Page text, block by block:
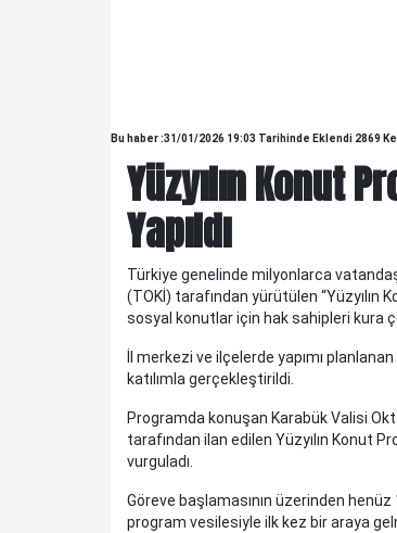
Bu haber :31/01/2026 19:03 Tarihinde Eklendi 2869
Yüzyılın Konut
Yapıldı
Türkiye genelinde milyonlarca
(TOKİ) tarafından yürütülen “Yüzyılın
sosyal konutlar için hak sahipleri kura
İl merkezi ve ilçelerde yapımı
katılımla gerçekleştirildi.
Programda konuşan Karabük Valisi
tarafından ilan edilen Yüzyılın Konut
vurguladı.
Göreve başlamasının üzerinden
program vesilesiyle ilk kez bir araya
KELTEPE...
askerdir ve Edirne'nin Meriç ilçesinde,
yazıcıdır. O yıllarda Meriç küçük bir ilç..